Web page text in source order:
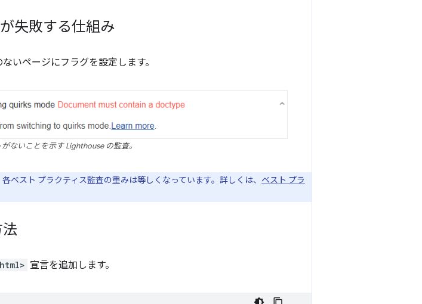
失敗する仕組み
いページにフラグを設定します。
ないことを示す Lighthouse の監査。
ベスト プラクティス監査の重みは等しくなっています。詳しくは、 ベスト プラ
宣言を追加します。